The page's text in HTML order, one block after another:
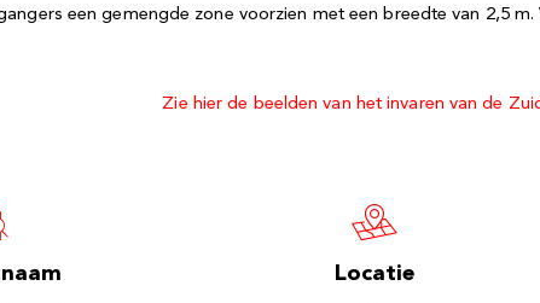
een gemengde zone voorzien met een breedte van 2,5
Zie hier de beelden van het invaren van de
Locatie